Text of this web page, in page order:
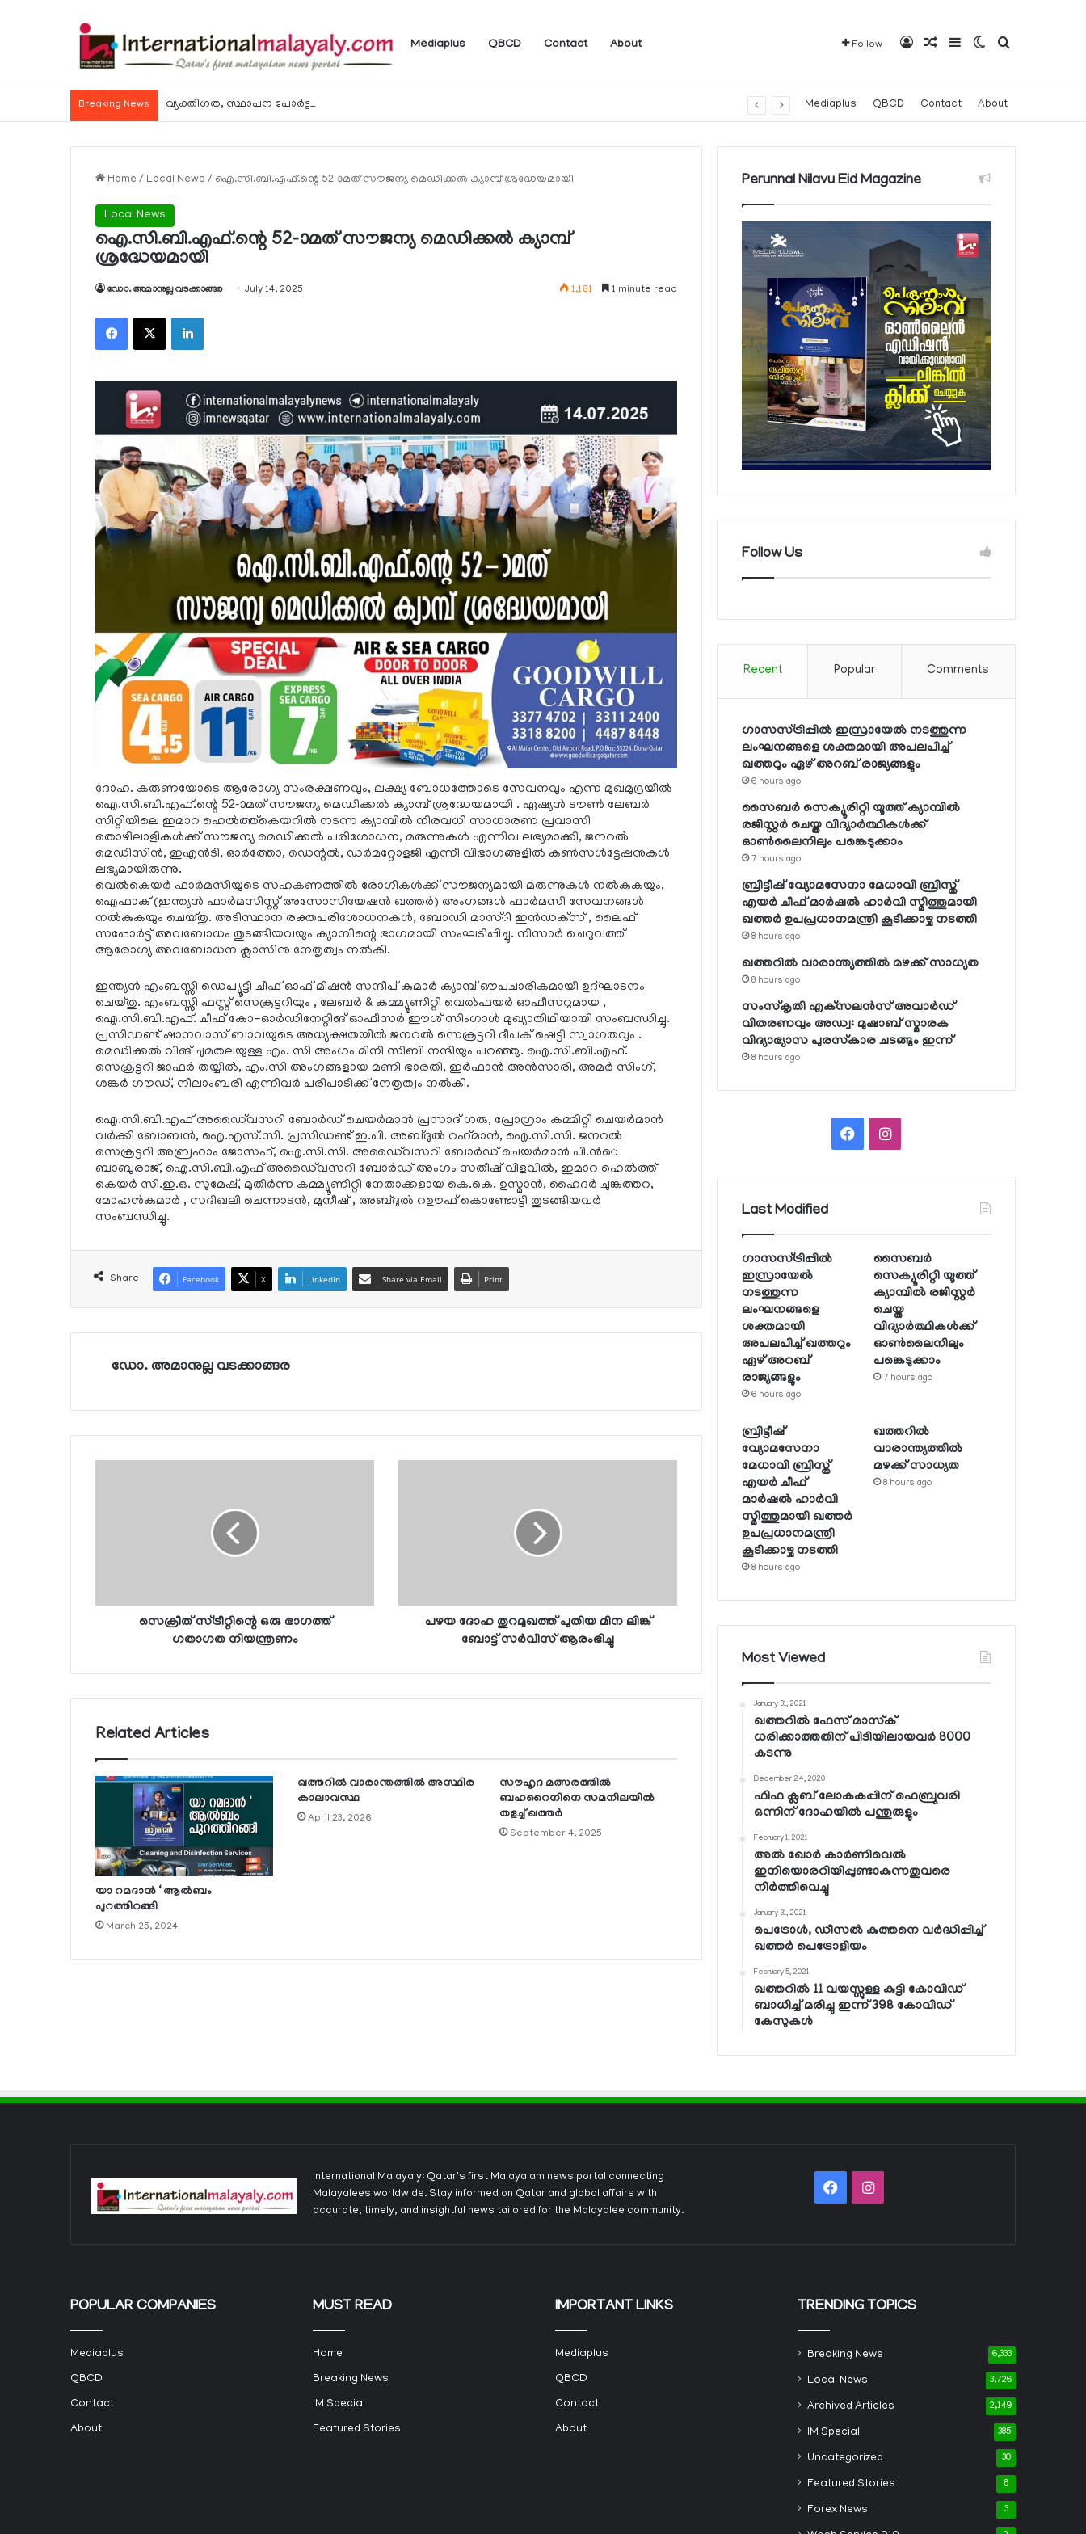
Mediaplus QBCD Contact About Follow Log InRandom Article
SidebarSwitch skin
Search for
Breaking News വ്യക്തിഗത, സ്ഥാപന പോര്‍ട്ടലുകള്‍ വഴി ലഭ്യമാകുന്ന ചില ഇലക്ട്രോണിക് സേവനങ്ങള്‍ വാരാന്ത്യത്തില്‍ മുടങ്ങും Mediaplus QBCD Contact About
Home / Local News / ഐ.സി.ബി.എഫ്.ന്റെ 52-ാമത് സൗജന്യ മെഡിക്കല്‍ ക്യാമ്പ് ശ്രദ്ധേയമായി
Local News
ഐ.സി.ബി.എഫ്.ന്റെ 52-ാമത് സൗജന്യ മെഡിക്കല്‍ ക്യാമ്പ്
ശ്രദ്ധേയമായി
ഡോ. അമാനുല്ല വടക്കാങ്ങര July 14, 2025 1,161 1 minute read
Facebook
X LinkedIn
ദോഹ. കരുണയോടെ ആരോഗ്യ സംരക്ഷണവും, ലക്ഷ്യ ബോധത്തോടെ സേവനവും എന്ന മുഖമുദ്രയില്‍
ഐ.സി.ബി.എഫ്.ന്റെ 52-ാമത് സൗജന്യ മെഡിക്കല്‍ ക്യാമ്പ് ശ്രദ്ധേയമായി . ഏഷ്യന്‍ ടൗണ്‍ ലേബര്‍
സിറ്റിയിലെ ഇമാറ ഹെല്‍ത്ത്കെയറില്‍ നടന്ന ക്യാമ്പില്‍ നിരവധി സാധാരണ പ്രവാസി
തൊഴിലാളികള്‍ക്ക് സൗജന്യ മെഡിക്കല്‍ പരിശോധന, മരുന്നുകള്‍ എന്നിവ ലഭ്യമാക്കി, ജനറല്‍
മെഡിസിന്‍, ഇഎന്‍ടി, ഓര്‍ത്തോ, ഡെന്റല്‍, ഡര്‍മറ്റോളജി എന്നീ വിഭാഗങ്ങളില്‍ കണ്‍സള്‍ട്ടേഷനുകള്‍
ലഭ്യമായിരുന്നു.
വെല്‍കെയര്‍ ഫാര്‍മസിയുടെ സഹകണത്തില്‍ രോഗികള്‍ക്ക് സൗജന്യമായി മരുന്നുകള്‍ നല്‍കുകയും,
ഐഫാക് (ഇന്ത്യന്‍ ഫാര്‍മസിസ്റ്റ് അസോസിയേഷന്‍ ഖത്തര്‍) അംഗങ്ങള്‍ ഫാര്‍മസി സേവനങ്ങള്‍
നല്‍കുകയും ചെയ്തു. അടിസ്ഥാന രക്തപരിശോധനകള്‍, ബോഡി മാസ്ി ഇന്‍ഡക്‌സ് , ലൈഫ്
സപ്പോര്‍ട്ട് അവബോധം തുടങ്ങിയവയും ക്യാമ്പിന്റെ ഭാഗമായി സംഘടിപ്പിച്ചു. നിസാര്‍ ചെറുവത്ത്
ആരോഗ്യ അവബോധന ക്ലാസിനു നേതൃത്വം നല്‍കി.
ഇന്ത്യന്‍ എംബസ്സി ഡെപ്യൂട്ടി ചീഫ് ഓഫ് മിഷന്‍ സന്ദീപ് കുമാര്‍ ക്യാമ്പ് ഔപചാരികമായി ഉദ്ഘാടനം
ചെയ്തു. എംബസ്സി ഫസ്റ്റ് സെക്രട്ടറിയും , ലേബര്‍ & കമ്മ്യൂണിറ്റി വെല്‍ഫയര്‍ ഓഫീസറുമായ ,
ഐ.സി.ബി.എഫ്. ചീഫ് കോ-ഓര്‍ഡിനേറ്റിങ് ഓഫീസര്‍ ഈശ് സിംഗാള്‍ മുഖ്യാതിഥിയായി സംബന്ധിച്ചു.
പ്രസിഡണ്ട് ഷാനവാസ് ബാവയുടെ അധ്യക്ഷതയില്‍ ജനറല്‍ സെക്രട്ടറി ദീപക് ഷെട്ടി സ്വാഗതവും .
മെഡിക്കല്‍ വിങ് ചുമതലയുള്ള എം. സി അംഗം മിനി സിബി നന്ദിയും പറഞ്ഞു. ഐ.സി.ബി.എഫ്.
സെക്രട്ടറി ജാഫര്‍ തയ്യില്‍, എം.സി അംഗങ്ങളായ മണി ഭാരതി, ഇര്‍ഫാന്‍ അന്‍സാരി, അമര്‍ സിംഗ്,
ശങ്കര്‍ ഗൗഡ്, നീലാംബരി എന്നിവര്‍ പരിപാടിക്ക് നേതൃത്വം നല്‍കി.
ഐ.സി.ബി.എഫ് അഡൈ്വസറി ബോര്‍ഡ് ചെയര്‍മാന്‍ പ്രസാദ് ഗരു, പ്രോഗ്രാം കമ്മിറ്റി ചെയര്‍മാന്‍
വര്‍ക്കി ബോബന്‍, ഐ.എസ്.സി. പ്രസിഡണ്ട് ഇ.പി. അബ്ദുല്‍ റഹ്‌മാന്‍, ഐ.സി.സി. ജനറല്‍
സെക്രട്ടറി അബ്രഹാം ജോസഫ്, ഐ.സി.സി. അഡൈ്വസറി ബോര്‍ഡ് ചെയര്‍മാന്‍ പി.ന്‍െ
ബാബുരാജ്, ഐ.സി.ബി.എഫ് അഡൈ്വസറി ബോര്‍ഡ് അംഗം സതീഷ് വിളവില്‍, ഇമാറ ഹെല്‍ത്ത്
കെയര്‍ സി.ഇ.ഒ. സുമേഷ്, മുതിര്‍ന്ന കമ്മ്യൂണിറ്റി നേതാക്കളായ കെ.കെ. ഉസ്മാന്‍, ഹൈദര്‍ ചുങ്കത്തറ,
മോഹന്‍കുമാര്‍ , സദിഖലി ചെന്നാടന്‍, മുനീഷ് , അബ്ദുല്‍ റഊഫ് കൊണ്ടോട്ടി തുടങ്ങിയവര്‍
സംബന്ധിച്ചു.
Share Facebook X LinkedIn Share via Email Print
ഡോ. അമാനുല്ല വടക്കാങ്ങര
സെക്രീത് സ്ട്രീറ്റിന്റെ ഒരു ഭാഗത്ത്
ഗതാഗത നിയന്ത്രണം
പഴയ ദോഹ തുറമുഖത്ത് പുതിയ മിന ലിങ്ക്
ബോട്ട് സര്‍വീസ് ആരംഭിച്ചു
Related Articles
യാ റമദാന്‍ ‘ ആല്‍ബം
പുറത്തിറങ്ങി
March 25, 2024
ഖത്തറില്‍ വാരാന്തത്തില്‍ അസ്ഥിര
കാലാവസ്ഥ
April 23, 2026
സൗഹൃദ മത്സരത്തില്‍
ബഹറൈനിനെ സമനിലയില്‍
തളച്ച് ഖത്തര്‍
September 4, 2025
Perunnal Nilavu Eid Magazine
Follow Us
Recent Popular Comments
ഗാസസ്ട്രിപ്പില്‍ ഇസ്രായേല്‍ നടത്തുന്ന
ലംഘനങ്ങളെ ശക്തമായി അപലപിച്ച്
ഖത്തറും ഏഴ് അറബ് രാജ്യങ്ങളും
6 hours ago
സൈബര്‍ സെക്യൂരിറ്റി യൂത്ത് ക്യാമ്പില്‍
രജിസ്റ്റര്‍ ചെയ്ത വിദ്യാര്‍ത്ഥികള്‍ക്ക്
ഓണ്‍ലൈനിലും പങ്കെടുക്കാം
7 hours ago
ബ്രിട്ടീഷ് വ്യോമസേനാ മേധാവി ബ്രിസ്ത്
എയര്‍ ചീഫ് മാര്‍ഷല്‍ ഹാര്‍വി സ്മിത്തുമായി
ഖത്തര്‍ ഉപപ്രധാനമന്ത്രി കൂടിക്കാഴ്ച നടത്തി
8 hours ago
ഖത്തറില്‍ വാരാന്ത്യത്തില്‍ മഴക്ക് സാധ്യത
8 hours ago
സംസ്‌കൃതി എക്‌സലന്‍സ് അവാര്‍ഡ്
വിതരണവും അഡ്വ: മുഷാബ് സ്മാരക
വിദ്യാഭ്യാസ പുരസ്‌കാര ചടങ്ങും ഇന്ന്
8 hours ago
FacebookInstagram
Last Modified
ഗാസസ്ട്രിപ്പില്‍
ഇസ്രായേല്‍
നടത്തുന്ന
ലംഘനങ്ങളെ
ശക്തമായി
അപലപിച്ച് ഖത്തറും
ഏഴ് അറബ്
രാജ്യങ്ങളും
6 hours ago
സൈബര്‍
സെക്യൂരിറ്റി യൂത്ത്
ക്യാമ്പില്‍ രജിസ്റ്റര്‍
ചെയ്ത
വിദ്യാര്‍ത്ഥികള്‍ക്ക്
ഓണ്‍ലൈനിലും
പങ്കെടുക്കാം
7 hours ago
ബ്രിട്ടീഷ്
വ്യോമസേനാ
മേധാവി ബ്രിസ്ത്
എയര്‍ ചീഫ്
മാര്‍ഷല്‍ ഹാര്‍വി
സ്മിത്തുമായി ഖത്തര്‍
ഉപപ്രധാനമന്ത്രി
കൂടിക്കാഴ്ച നടത്തി
8 hours ago
ഖത്തറില്‍
വാരാന്ത്യത്തില്‍
മഴക്ക് സാധ്യത
8 hours ago
Most Viewed
January 31, 2021
ഖത്തറില്‍ ഫേസ് മാസ്‌ക്
ധരിക്കാത്തതിന് പിടിയിലായവര്‍ 8000
കടന്നു
December 24, 2020
ഫിഫ ക്ലബ് ലോകകപ്പിന് ഫെബ്രുവരി
ഒന്നിന് ദോഹയില്‍ പന്തുരുളും
February 1, 2021
അല്‍ ഖോര്‍ കാര്‍ണിവെല്‍
ഇനിയൊരറിയിപ്പുണ്ടാകുന്നതുവരെ
നിര്‍ത്തിവെച്ചു
January 31, 2021
പെട്രോള്‍, ഡീസല്‍ കുത്തനെ വര്‍ദ്ധിപ്പിച്ച്
ഖത്തര്‍ പെട്രോളിയം
February 5, 2021
ഖത്തറില്‍ 11 വയസ്സുള്ള കുട്ടി കോവിഡ്
ബാധിച്ച് മരിച്ചു ഇന്ന് 398 കോവിഡ്
കേസുകള്‍
International Malayaly: Qatar's first Malayalam news portal connecting
Malayalees worldwide. Stay informed on Qatar and global affairs with
accurate, timely, and insightful news tailored for the Malayalee community.
FacebookInstagram
POPULAR COMPANIES
Mediaplus
QBCD
Contact
About
MUST READ
Home
Breaking News
IM Special
Featured Stories
IMPORTANT LINKS
Mediaplus
QBCD
Contact
About
TRENDING TOPICS
Breaking News 6,333
Local News 3,726
Archived Articles 2,149
IM Special 385
Uncategorized 30
Featured Stories 6
Forex News 3